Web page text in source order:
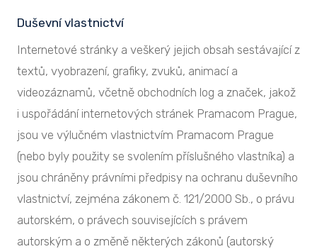
Duševní vlastnictví
Internetové stránky a veškerý jejich obsah sestávající z
textů, vyobrazení, grafiky, zvuků, animací a
videozáznamů, včetně obchodních log a značek, jakož
i uspořádání internetových stránek Pramacom Prague,
jsou ve výlučném vlastnictvím Pramacom Prague
(nebo byly použity se svolením příslušného vlastníka) a
jsou chráněny právními předpisy na ochranu duševního
vlastnictví, zejména zákonem č. 121/2000 Sb., o právu
autorském, o právech souvisejících s právem
autorským a o změně některých zákonů (autorský